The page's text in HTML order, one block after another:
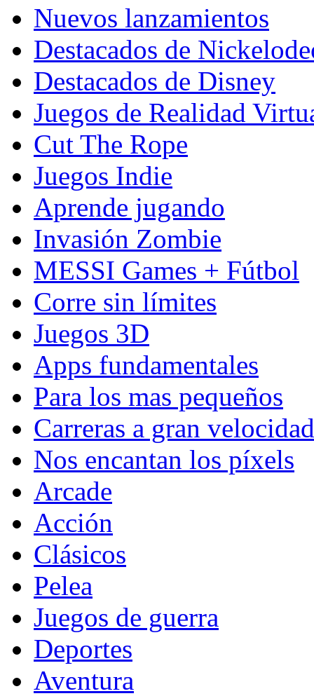
Nuevos lanzamientos
Destacados de
Destacados de Disney
Juegos de Realidad
Cut The Rope
Juegos Indie
Aprende jugando
Invasión Zombie
MESSI Games + Fútbol
Corre sin límites
Juegos 3D
Apps fundamentales
Para los mas pequeños
Carreras a gran velocidad
Nos encantan los píxels
Arcade
Acción
Clásicos
Pelea
Juegos de guerra
Deportes
Aventura